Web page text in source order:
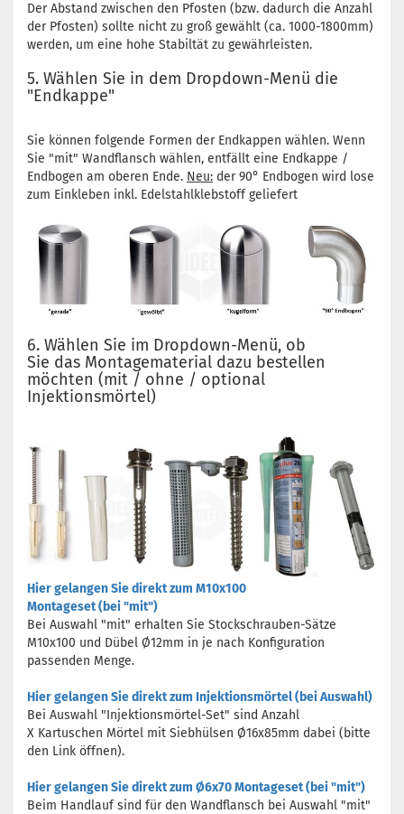
Der Abstand zwischen den Pfosten (bzw. dadurch die Anzahl
der Pfosten) sollte nicht zu groß gewählt (ca. 1000-1800mm)
werden, um eine hohe Stabiltät zu gewährleisten.
5. Wählen Sie in dem Dropdown-Menü die
"Endkappe"
Sie können folgende Formen der Endkappen wählen. Wenn
Sie "mit" Wandflansch wählen, entfällt eine Endkappe /
Endbogen am oberen Ende. Neu: der 90° Endbogen wird lose
zum Einkleben inkl. Edelstahlklebstoff geliefert
6. Wählen Sie im Dropdown-Menü, ob
Sie das Montagematerial dazu bestellen
möchten (mit / ohne / optional
Injektionsmörtel)
Hier gelangen Sie direkt zum M10x100
Montageset (bei "mit")
Bei Auswahl "mit" erhalten Sie Stockschrauben-Sätze
M10x100 und Dübel Ø12mm in je nach Konfiguration
passenden Menge.
Hier gelangen Sie direkt zum Injektionsmörtel (bei Auswahl)
Bei Auswahl "Injektionsmörtel-Set" sind Anzahl
X Kartuschen Mörtel mit Siebhülsen Ø16x85mm dabei (bitte
den Link öffnen).
Hier gelangen Sie direkt zum Ø6x70 Montageset (bei "mit")
Beim Handlauf sind für den Wandflansch bei Auswahl "mit"